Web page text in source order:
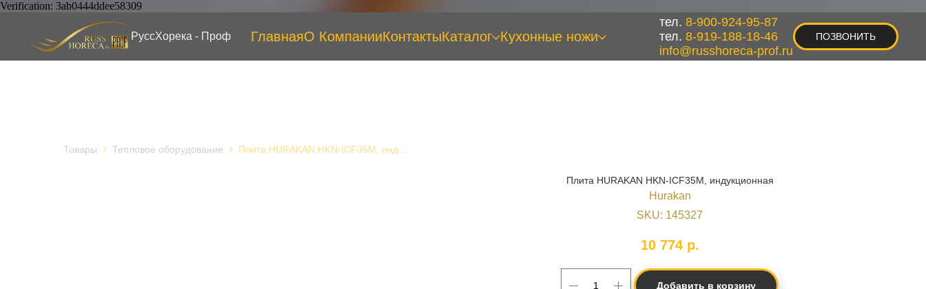
Verification: 3ab0444ddee58309
РуссХорека - Проф ГлавнаяО КомпанииКонтактыКаталог Кухонные ножи
тел. 8-900-924-95-87
тел. 8-919-188-18-46
info@russhoreca-prof.ru
ПОЗВОНИТЬ
Товары Тепловое оборудование
Плита HURAKAN HKN-ICF35M, индукционная
Hurakan
SKU: 145327
10 774 р.
Добавить в корзину